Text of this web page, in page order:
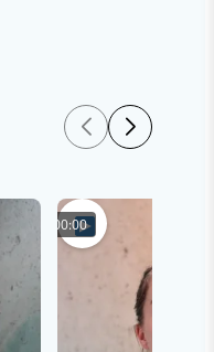
00:00